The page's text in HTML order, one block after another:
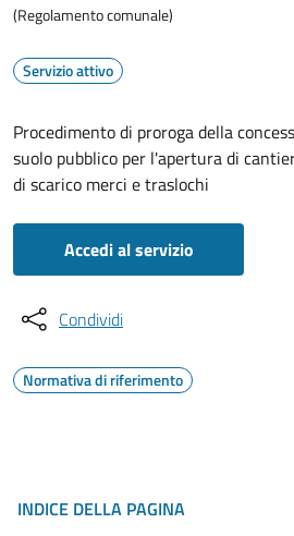
(Regolamento comunale)
Servizio attivo
Procedimento di proroga della
suolo pubblico per l'apertura di
di scarico merci e traslochi
Accedi al servizio
Condividi
Normativa di riferimento
INDICE DELLA PAGINA